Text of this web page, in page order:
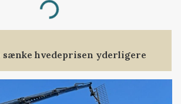
Loading...
sænke hvedeprisen yderligere